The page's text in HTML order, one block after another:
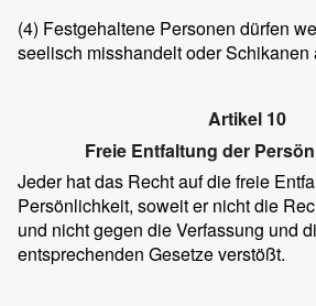
(4) Festgehaltene Personen dürfen
seelisch misshandelt oder Schikanen
Artikel 10
Freie Entfaltung der
Jeder hat das Recht auf die freie
Persönlichkeit, soweit er nicht die
und nicht gegen die Verfassung und
entsprechenden Gesetze verstößt.